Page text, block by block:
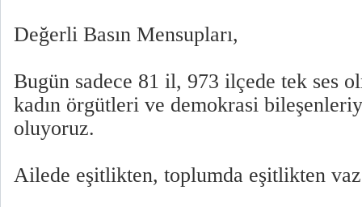
Değerli Basın Mensupları,
Bugün sadece 81 il, 973 ilçede tek ses
kadın örgütleri ve demokrasi
oluyoruz.
Ailede eşitlikten, toplumda eşitlikten